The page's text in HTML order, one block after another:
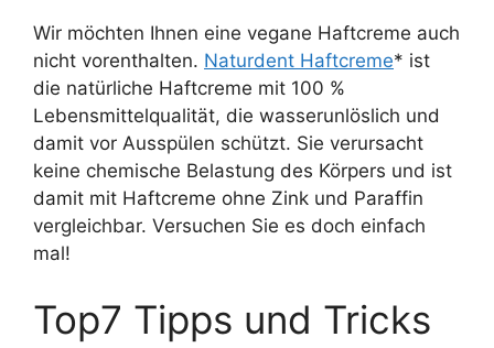
Wir möchten Ihnen eine vegane Haftcreme auch
nicht vorenthalten. Naturdent Haftcreme* ist
die natürliche Haftcreme mit 100 %
Lebensmittelqualität, die wasserunlöslich und
damit vor Ausspülen schützt. Sie verursacht
keine chemische Belastung des Körpers und ist
damit mit Haftcreme ohne Zink und Paraffin
vergleichbar. Versuchen Sie es doch einfach
mal!
Top7 Tipps und Tricks